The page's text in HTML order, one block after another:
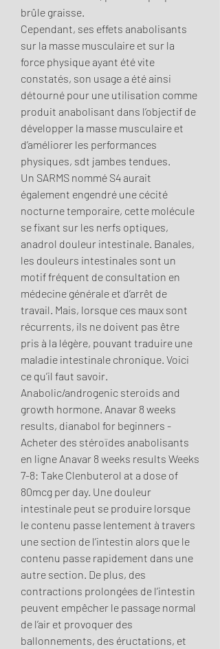
brûle graisse.
Cependant, ses effets anabolisants
sur la masse musculaire et sur la
force physique ayant été vite
constatés, son usage a été ainsi
détourné pour une utilisation comme
produit anabolisant dans l’objectif de
développer la masse musculaire et
d’améliorer les performances
physiques, sdt jambes tendues.
Un SARMS nommé S4 aurait
également engendré une cécité
nocturne temporaire, cette molécule
se fixant sur les nerfs optiques,
anadrol douleur intestinale. Banales,
les douleurs intestinales sont un
motif fréquent de consultation en
médecine générale et d’arrêt de
travail. Mais, lorsque ces maux sont
récurrents, ils ne doivent pas être
pris à la légère, pouvant traduire une
maladie intestinale chronique. Voici
ce qu’il faut savoir.
Anabolic/androgenic steroids and
growth hormone. Anavar 8 weeks
results, dianabol for beginners -
Acheter des stéroïdes anabolisants
en ligne Anavar 8 weeks results Weeks
7-8: Take Clenbuterol at a dose of
80mcg per day. Une douleur
intestinale peut se produire lorsque
le contenu passe lentement à travers
une section de l’intestin alors que le
contenu passe rapidement dans une
autre section. De plus, des
contractions prolongées de l’intestin
peuvent empêcher le passage normal
de l’air et provoquer des
ballonnements, des éructations, et